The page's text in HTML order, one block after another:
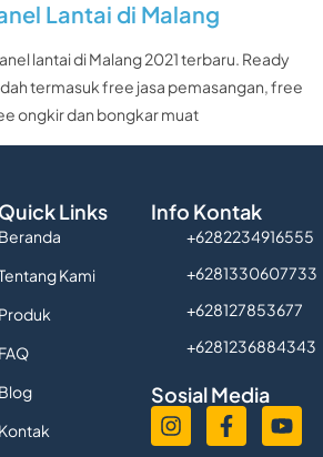
Lantai di Malang
lantai di Malang 2021 terbaru. Ready
termasuk free jasa pemasangan, free
ongkir dan bongkar muat
Quick Links
Beranda
Kami
Produk
FAQ
Blog
Kontak
Info Kontak
+6282234916555
+6281330607733
+628127853677
+6281236884343
Sosial Media